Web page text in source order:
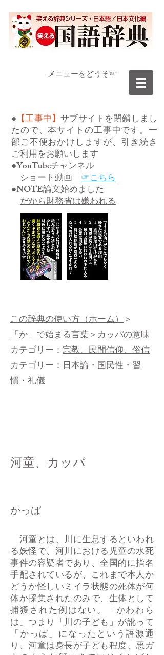
​メニューをどうぞ☞
● 【工事中】サブサイトを閉鎖しまし
たので、本サイトの工事中です。一
部ご不便おかけしますが、引き続き
ご利用をお願いします
●YouTubeチャンネル
ショート動画 ☞こちら
●NOTE論文始めました
だから財務省は嫌われる
この辞典の使い方（ホーム）＞
「か」で始まる言葉＞カッパの意味
カテゴリー： 宗教、民間信仰、俗信
カテゴリー： 日本論・国民性・習
慣・礼儀
河童、カッパ
かっぱ
河童とは、川に生息するといわれ
る妖怪で、河川における児童の水死
事件の容疑者であり、全国的に指名
手配されているが、これまで本人か
どうか怪しいミイラ状態の死体が何
体か採集されたのみで、生体として
捕獲された例はない。「かわわら
は」つまり「川の子ども」が訛って
「かっぱ」になったという語源通
り、河童は身長が子ども程度、悪ガ